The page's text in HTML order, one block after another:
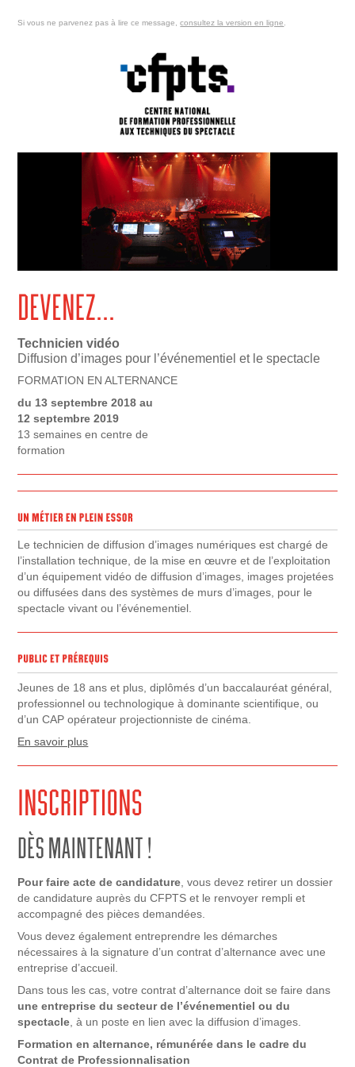
Si vous ne parvenez pasà lire ce message,consultez la version en ligne.
Technicien vidéo
Diffusion d’images pour l’événementiel et le spectacle
FORMATION EN ALTERNANCE
du 13 septembre 2018 au
12 septembre 2019
13 semaines en centre de
formation
Le technicien de diffusion d’images numériques est chargé de
l’installation technique, de la mise en œuvre et de l’exploitation
d’un équipement vidéo de diffusion d’images, images projetées
ou diffusées dans des systèmes de murs d’images, pour le
spectacle vivant ou l’événementiel.
Jeunes de 18 ans et plus, diplômés d’un baccalauréat général,
professionnel ou technologique à dominante scientifique, ou
d’un CAP opérateur projectionniste de cinéma.
En savoir plus
Pour faire acte de candidature , vous devez retirer un dossier
de candidature auprès du CFPTS et le renvoyer rempli et
accompagné des pièces demandées.
Vous devez également entreprendre les démarches
nécessaires à la signature d’un contrat d’alternance avec une
entreprise d’accueil.
Dans tous les cas, votre contrat d’alternance doit se faire dans
une entreprise du secteur de l’événementiel ou du
spectacle , à un poste en lien avec la diffusion d’images.
Formation en alternance, rémunérée dans le cadre du
Contrat de Professionnalisation